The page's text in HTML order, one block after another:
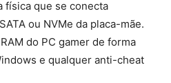
física que se conecta
ou NVMe da placa-mãe.
do PC gamer de forma
e qualquer anti-cheat